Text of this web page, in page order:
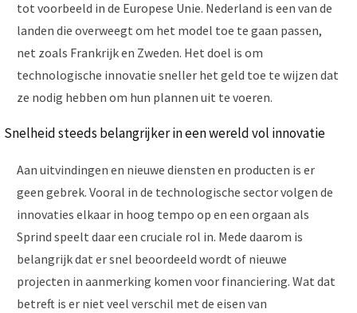
tot voorbeeld in de Europese Unie. Nederland is een van de
landen die overweegt om het model toe te gaan passen,
net zoals Frankrijk en Zweden. Het doel is om
technologische innovatie sneller het geld toe te wijzen dat
ze nodig hebben om hun plannen uit te voeren.
Snelheid steeds belangrijker in een wereld vol innovatie
Aan uitvindingen en nieuwe diensten en producten is er
geen gebrek. Vooral in de technologische sector volgen de
innovaties elkaar in hoog tempo op en een orgaan als
Sprind speelt daar een cruciale rol in. Mede daarom is
belangrijk dat er snel beoordeeld wordt of nieuwe
projecten in aanmerking komen voor financiering. Wat dat
betreft is er niet veel verschil met de eisen van